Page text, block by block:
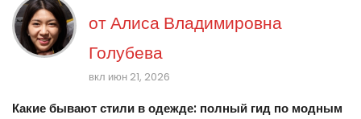
отАлиса Владимировна
Голубева
вкл июн 21, 2026
Какие бывают стили в одежде: полный гид по модным